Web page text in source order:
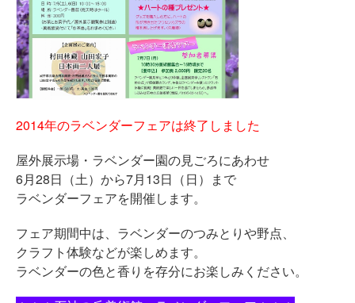
2014年のラベンダーフェアは終了しました
屋外展示場・ラベンダー園の見ごろにあわせ
6月28日（土）から7月13日（日）まで
ラベンダーフェアを開催します。
フェア期間中は、ラベンダーのつみとりや野点、
クラフト体験などが楽しめます。
ラベンダーの色と香りを存分にお楽しみください。